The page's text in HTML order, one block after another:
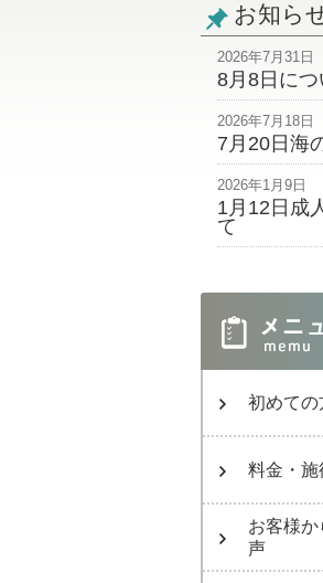
お知ら
2026年7月31日
8月8日につ
2026年7月18日
7月20日海
2026年1月9日
1月12日成
て
初めての
料金・施
お客様
声